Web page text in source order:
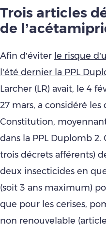
Trois articles
de
Afin d’éviter le risque
l’été dernier la PPL
Larcher (LR) avait, le 4
27 mars, a considéré
Constitution,
dans la PPL Duplomb
trois décrets afférents)
deux insecticides en
(soit 3 ans maximum)
que pour les cerises,
non renouvelable (article